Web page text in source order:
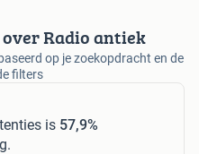
Radio antiek
op je zoekopdracht en de
filters
is 57,9%